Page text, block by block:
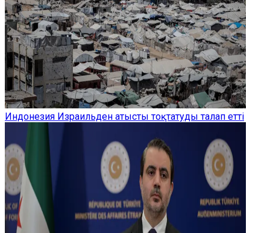
Индонезия Израильден атысты тоқтатуды талап етті